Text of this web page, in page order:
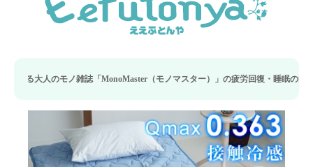
（モノマスター）」の疲労回復・睡眠の向上特集に当社のリカバリ